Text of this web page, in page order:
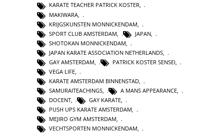
KARATE TEACHER PATRICK KOSTER,
MAKIWARA
KRIJGSKUNSTEN MONNICKENDAM
SPORT CLUB AMSTERDAM
JAPAN
SHOTOKAN MONNICKENDAM
JAPAN KARATE ASSOCIATION NETHERLANDS
GAY AMSTERDAM
PATRICK KOSTER SENSEI
VEGA LIFE
KARATE AMSTERDAM BINNENSTAD
SAMURAITEACHINGS, A MANS APPEARANCE,
DOCENT, GAY KARATE,
PUSH UPS KARATE AMSTERDAM,
MEJIRO GYM AMSTERDAM,
VECHTSPORTEN MONNICKENDAM,